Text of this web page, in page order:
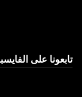
النهار
تابعونا على